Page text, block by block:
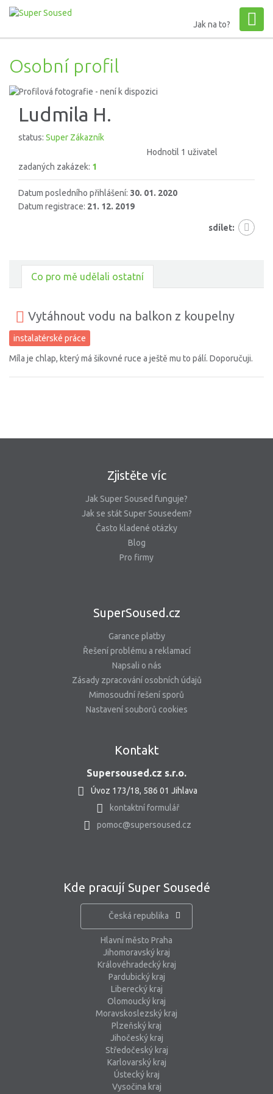
Jak na to?
Osobní profil
Ludmila H.
status: Super Zákazník
Hodnotil 1 uživatel
zadaných zakázek: 1
Datum posledního přihlášení: 30. 01. 2020
Datum registrace: 21. 12. 2019
sdílet:
Co pro mě udělali ostatní
Vytáhnout vodu na balkon z koupelny
instalatérské práce
Míla je chlap, který má šikovné ruce a ještě mu to pálí. Doporučuji.
Zjistěte víc
Jak Super Soused funguje?
Jak se stát Super Sousedem?
Často kladené otázky
Blog
Pro firmy
SuperSoused.cz
Garance platby
Řešení problému a reklamací
Napsali o nás
Zásady zpracování osobních údajů
Mimosoudní řešení sporů
Nastavení souborů cookies
Kontakt
Supersoused.cz s.r.o.
Úvoz 173/18, 586 01 Jihlava
kontaktní formulář
pomoc@supersoused.cz
Kde pracují Super Sousedé
Česká republika
Hlavní město Praha
Jihomoravský kraj
Královéhradecký kraj
Pardubický kraj
Liberecký kraj
Olomoucký kraj
Moravskoslezský kraj
Plzeňský kraj
Jihočeský kraj
Středočeský kraj
Karlovarský kraj
Ústecký kraj
Vysočina kraj